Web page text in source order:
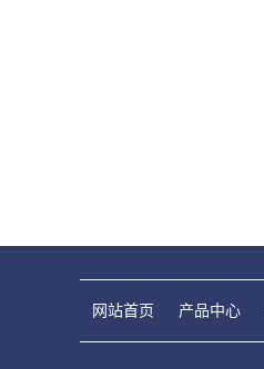
网站首页 产品中心